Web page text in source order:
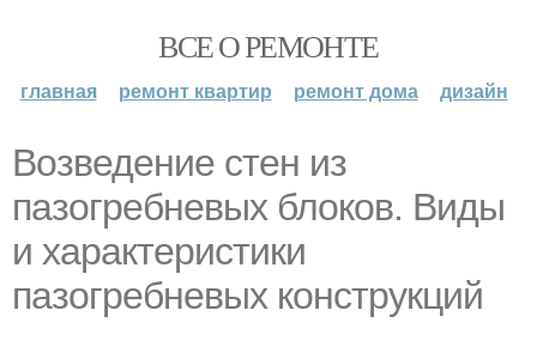
ВСЕ О РЕМОНТЕ
главная ремонт квартир ремонт дома дизайн
Возведение стен из
пазогребневых блоков. Виды
и характеристики
пазогребневых конструкций